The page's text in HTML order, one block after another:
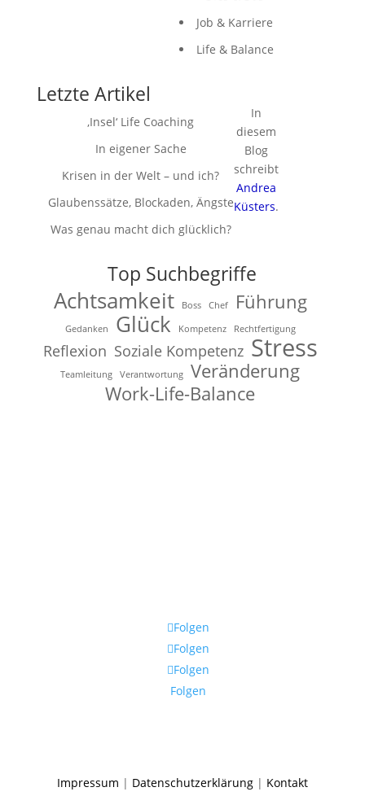
Job & Karriere
Life & Balance
Letzte Artikel
‚Insel‘ Life Coaching
In eigener Sache
Krisen in der Welt – und ich?
Glaubenssätze, Blockaden, Ängste
Was genau macht dich glücklich?
In
diesem
Blog
schreibt
Andrea
Küsters.
Top Suchbegriffe
Achtsamkeit Boss Chef Führung
Gedanken Glück Kompetenz Rechtfertigung
Reflexion Soziale Kompetenz Stress
Teamleitung Verantwortung
Veränderung
Work-Life-Balance
Folgen
Folgen
Folgen
Folgen
Impressum | Datenschutzerklärung| Kontakt